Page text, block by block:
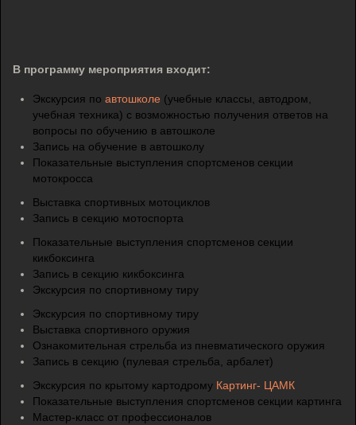
В программу мероприятия входит:
Экскурсия по автошколе (учебные классы, автодром,
учебная техника) с возможностью получения ответов на
вопросы по обучению в автошколе
Запись на обучение в автошколу
Показательные выступления спортсменов секции
мотокросса
Выставка спортивных мотоциклов
Запись в секцию мотоспорта
Показательные выступления спортсменов секции
кикбоксинга
Запись в секцию кикбоксинга
Экскурсия по спортивному тиру
Экскурсия по спортивному тиру
Выставка спортивного оружия
Ознакомительная стрельба из пневматического оружия
Запись в секцию (пулевая стрельба, арбалет)
Экскурсия по крытому картодрому Картинг- ЦАМК
Показательные выступления спортсменов секции картинга
Мастер-класс от профессионалов